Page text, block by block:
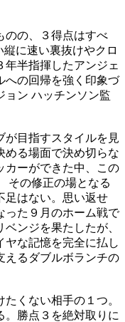
のの、３得点はすべ
に速い裏抜けやクロ
年半指揮したアンジェ
への回帰を強く印象づ
ョン ハッチンソン監
が目指すスタイルを見
める場面で決め切らな
カーができた中、この
その修正の場となる
足はない。思い返せ
った９月のホーム戦で
ンジを果たしたが、
ヤな記憶を完全に払し
えるダブルボランチの
くない相手の１つ。
。勝点３を絶対取りに